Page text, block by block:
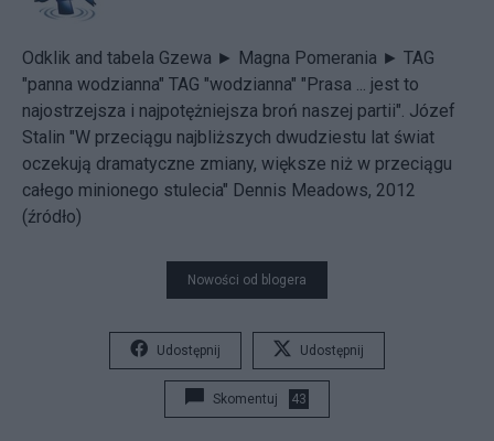
Odklik and tabela Gzewa ► Magna Pomerania ► TAG
"panna wodzianna" TAG "wodzianna" "Prasa ... jest to
najostrzejsza i najpotężniejsza broń naszej partii". Józef
Stalin "W przeciągu najbliższych dwudziestu lat świat
oczekują dramatyczne zmiany, większe niż w przeciągu
całego minionego stulecia" Dennis Meadows, 2012
(źródło)
Nowości od blogera
Udostępnij Udostępnij
Skomentuj 43